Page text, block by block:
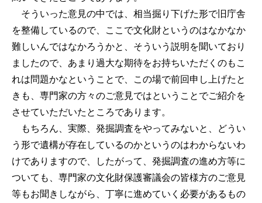
そういった意見の中では、相当掘り下げた形で旧庁舎
を整備しているので、ここで文化財というのはなかなか
難しいんではなかろうかと、そういう説明を聞いており
ましたので、あまり過大な期待をお持ちいただくのもこ
れは問題かなということで、この場で前回申し上げたと
きも、専門家の方々のご意見ではということでご紹介を
させていただいたところであります。
もちろん、実際、発掘調査をやってみないと、どうい
う形で遺構が存在しているのかというのはわからないわ
けでありますので、したがって、発掘調査の進め方等に
ついても、専門家の文化財保護審議会の皆様方のご意見
等もお聞きしながら、丁寧に進めていく必要があるもの